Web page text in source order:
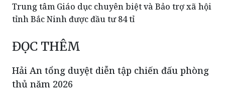
Trung tâm Giáo dục chuyên biệt và Bảo trợ xã hội
tỉnh Bắc Ninh được đầu tư 84 tỉ
ĐỌC THÊM
Hải An tổng duyệt diễn tập chiến đấu phòng
thủ năm 2026